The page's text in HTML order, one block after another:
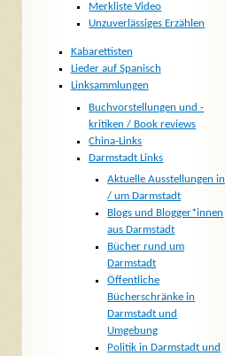
Merkliste Video
Unzuverlässiges Erzählen
Kabarettisten
Lieder auf Spanisch
Linksammlungen
Buchvorstellungen und -
kritiken / Book reviews
China-Links
Darmstadt Links
Aktuelle Ausstellungen in
/ um Darmstadt
Blogs und Blogger*innen
aus Darmstadt
Bücher rund um
Darmstadt
Öffentliche
Bücherschränke in
Darmstadt und
Umgebung
Politik in Darmstadt und